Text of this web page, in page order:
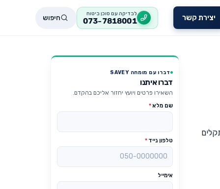
יצירת קשר לבדיקה עם סוכן ביטוח
073-7818001 חיפוש
דברו עם מומחה SAVEY
דברו איתנו
השאירו פרטים ויועץ יחזור אליכם בהקדם.
שם מלא*
טלפון נייד *
אימייל